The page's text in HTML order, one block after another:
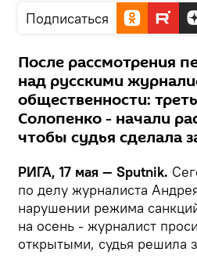
Подписаться
После рассмотрения
над русскими
общественности:
Солопенко - начали
чтобы судья сделала
РИГА, 17 мая — Sputnik.
по делу журналиста
нарушении режима
на осень - журналист
открытыми, судья решила